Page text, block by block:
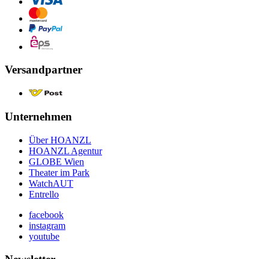
Versandpartner
Unternehmen
Über HOANZL
HOANZL Agentur
GLOBE Wien
Theater im Park
WatchAUT
Entrello
facebook
instagram
youtube